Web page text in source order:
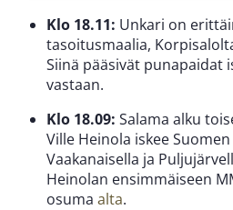
Klo 18.11: Unkari on
tasoitusmaalia,
Siinä pääsivät punapaidat
vastaan.
Klo 18.09: Salama alku
Ville Heinola iskee
Vaakanaisella ja
Heinolan ensimmäiseen
osuma alta.